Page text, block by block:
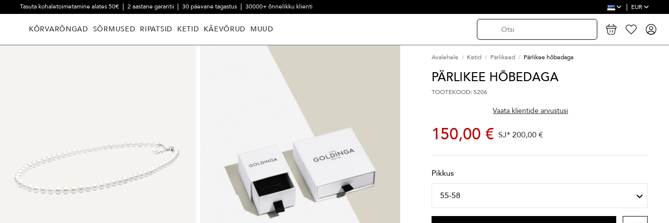
Tasuta kohaletoimetamine alates 50€ 2 aastane garantii 30 päevane tagastus 30000+ õnnelikku klienti EUR
KÕRVARÕNGAD SÕRMUSED RIPATSID KETID KÄEVÕRUD MUUD
Avalehele Ketid Pärlikeed Pärlikee hõbedaga
PÄRLIKEE HÕBEDAGA
TOOTEKOOD: 5206
Vaata klientide arvustusi
150,00 € SJ*200,00 €
Pikkus